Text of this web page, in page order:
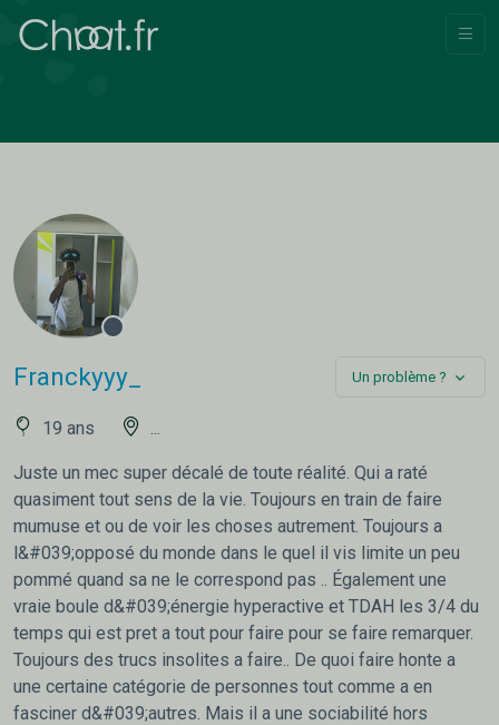
Franckyyy_ Un problème ?
19 ans ...
Juste un mec super décalé de toute réalité. Qui a raté
quasiment tout sens de la vie. Toujours en train de faire
mumuse et ou de voir les choses autrement. Toujours a
l&#039;opposé du monde dans le quel il vis limite un peu
pommé quand sa ne le correspond pas .. Également une
vraie boule d&#039;énergie hyperactive et TDAH les 3/4 du
temps qui est pret a tout pour faire pour se faire remarquer.
Toujours des trucs insolites a faire.. De quoi faire honte a
une certaine catégorie de personnes tout comme a en
fasciner d&#039;autres. Mais il a une sociabilité hors